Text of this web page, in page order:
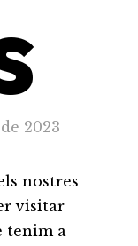
2023
nostres
visitar
tenim a